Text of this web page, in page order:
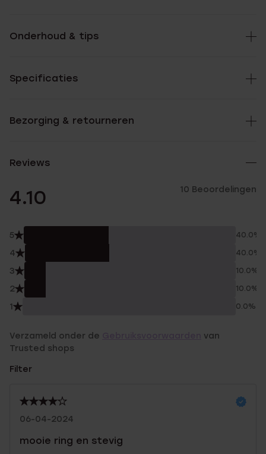
Onderhoud & tips
Specificaties
Bezorging & retourneren
Reviews
4.10 10 Beoordelingen
5 40.0%
4 40.0%
3 10.0%
2 10.0%
1 0.0%
Verzameld onder de
van
Trusted shops
Filter
06-04-2024
mooie ring en stevig